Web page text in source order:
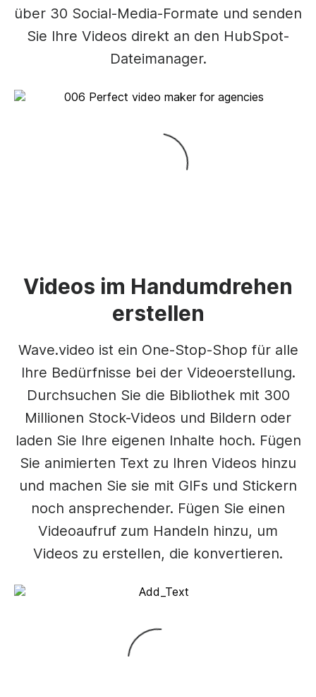
über 30 Social-Media-Formate und senden
Sie Ihre Videos direkt an den HubSpot-
Dateimanager.
Videos im Handumdrehen
erstellen
Wave.video ist ein One-Stop-Shop für alle
Ihre Bedürfnisse bei der Videoerstellung.
Durchsuchen Sie die Bibliothek mit 300
Millionen Stock-Videos und Bildern oder
laden Sie Ihre eigenen Inhalte hoch. Fügen
Sie animierten Text zu Ihren Videos hinzu
und machen Sie sie mit GIFs und Stickern
noch ansprechender. Fügen Sie einen
Videoaufruf zum Handeln hinzu, um
Videos zu erstellen, die konvertieren.